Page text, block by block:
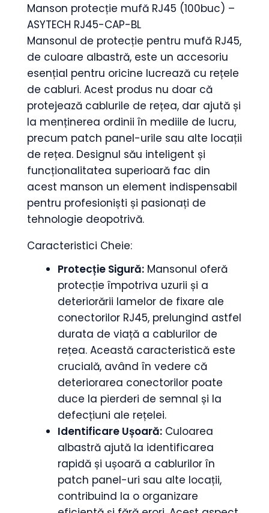
Manson protecție mufă RJ45 (100buc) –
ASYTECH RJ45-CAP-BL
Mansonul de protecție pentru mufă RJ45,
de culoare albastră, este un accesoriu
esențial pentru oricine lucrează cu rețele
de cabluri. Acest produs nu doar că
protejează cablurile de rețea, dar ajută și
la menținerea ordinii în mediile de lucru,
precum patch panel-urile sau alte locații
de rețea. Designul său inteligent și
funcționalitatea superioară fac din
acest manson un element indispensabil
pentru profesioniști și pasionați de
tehnologie deopotrivă.
Caracteristici Cheie:
Protecție Sigură: Mansonul oferă
protecție împotriva uzurii și a
deteriorării lamelor de fixare ale
conectorilor RJ45, prelungind astfel
durata de viață a cablurilor de
rețea. Această caracteristică este
crucială, având în vedere că
deteriorarea conectorilor poate
duce la pierderi de semnal și la
defecțiuni ale rețelei.
Identificare Ușoară: Culoarea
albastră ajută la identificarea
rapidă și ușoară a cablurilor în
patch panel-uri sau alte locații,
contribuind la o organizare